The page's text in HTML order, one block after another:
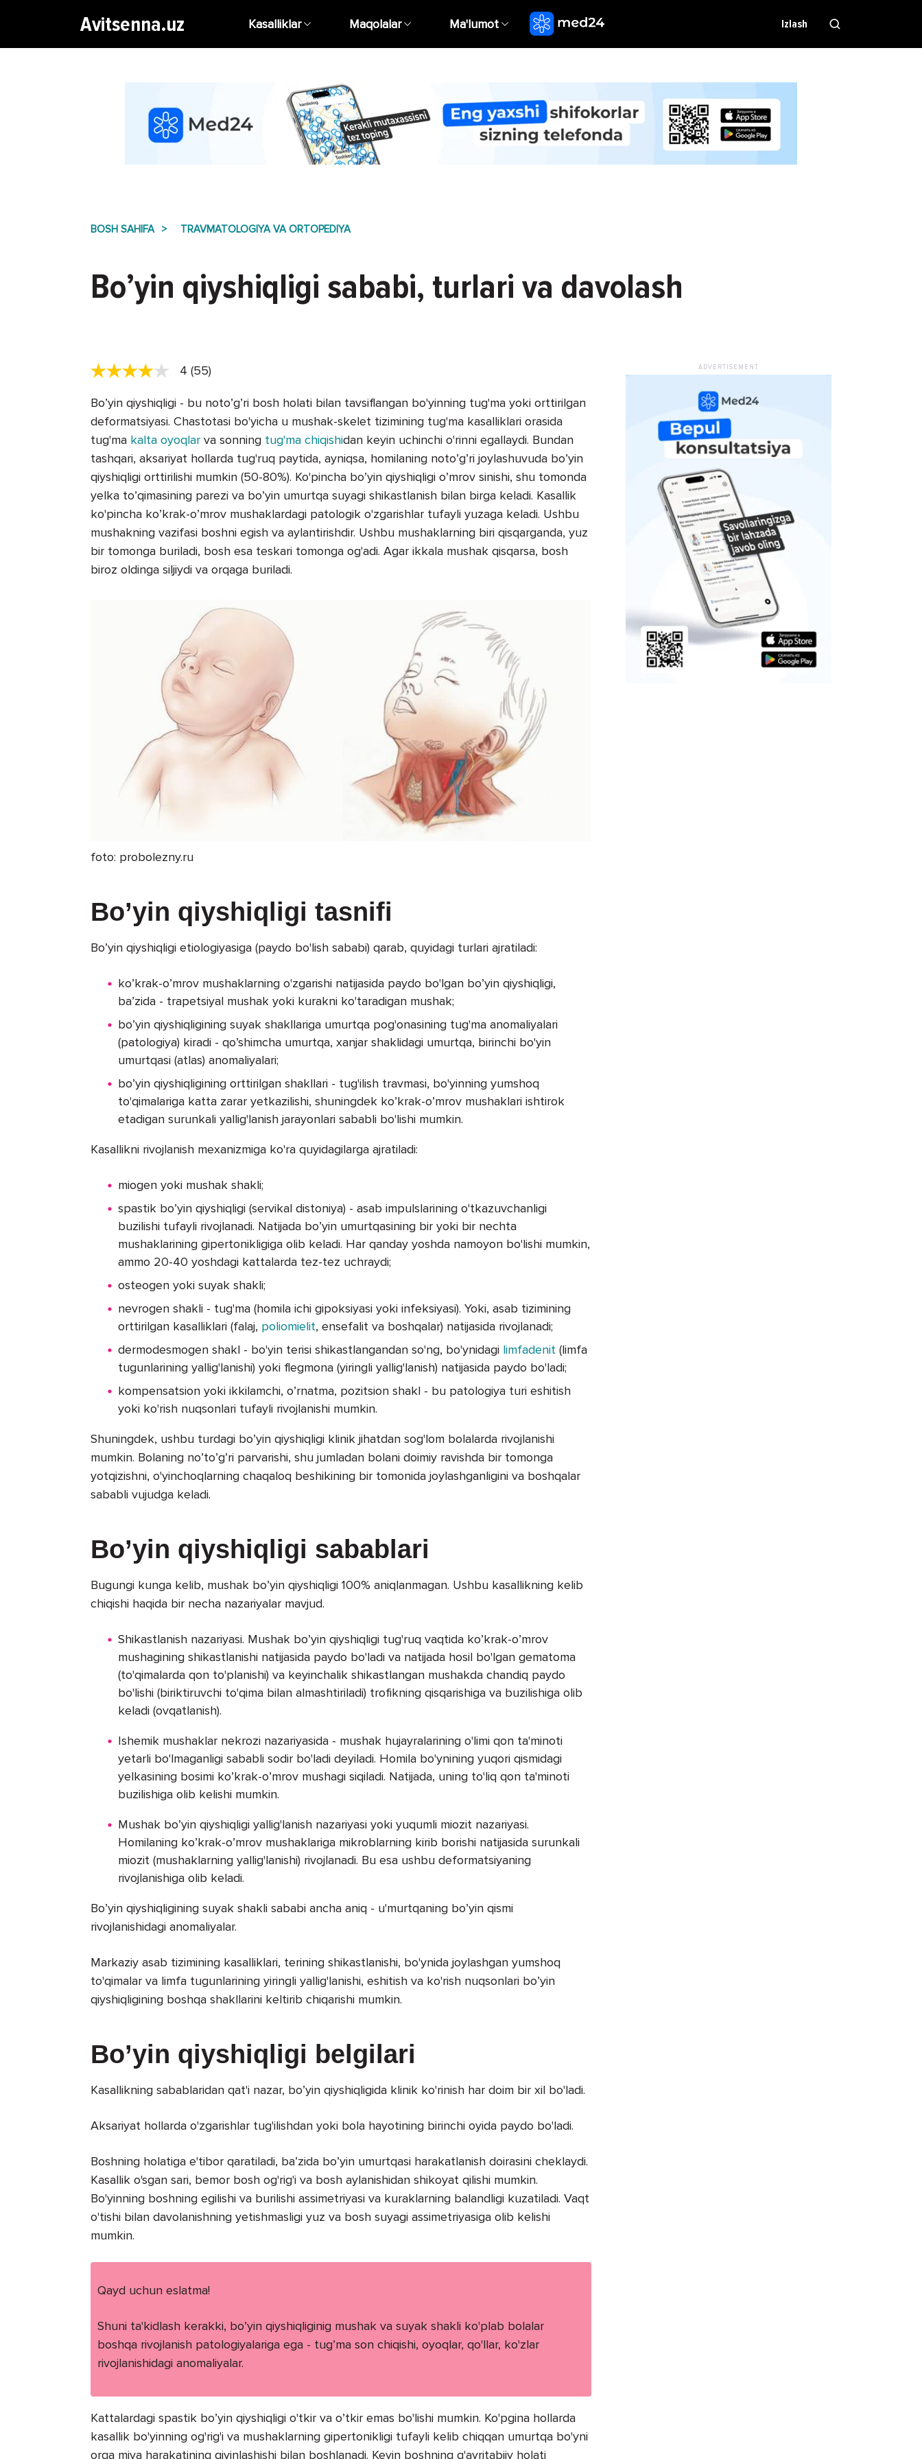
Avitsenna.uz Kasalliklar Maqolalar Ma'lumot Izlash
BOSH SAHIFA TRAVMATOLOGIYA VA ORTOPEDIYA
Bo’yin qiyshiqligi sababi, turlari va davolash
4 (55)
Bo’yin qiyshiqligi - bu noto’g’ri bosh holati bilan tavsiflangan bo'yinning tug'ma yoki orttirilgan
deformatsiyasi. Chastotasi bo'yicha u mushak-skelet tizimining tug'ma kasalliklari orasida
tug'ma kalta oyoqlar va sonning tug'ma chiqishidan keyin uchinchi o'rinni egallaydi. Bundan
tashqari, aksariyat hollarda tug'ruq paytida, ayniqsa, homilaning noto’g’ri joylashuvuda bo’yin
qiyshiqligi orttirilishi mumkin (50-80%). Ko'pincha bo’yin qiyshiqligi o’mrov sinishi, shu tomonda
yelka to’qimasining parezi va bo’yin umurtqa suyagi shikastlanish bilan birga keladi. Kasallik
ko'pincha ko’krak-o’mrov mushaklardagi patologik o'zgarishlar tufayli yuzaga keladi. Ushbu
mushakning vazifasi boshni egish va aylantirishdir. Ushbu mushaklarning biri qisqarganda, yuz
bir tomonga buriladi, bosh esa teskari tomonga og'adi. Agar ikkala mushak qisqarsa, bosh
biroz oldinga siljiydi va orqaga buriladi.
foto: probolezny.ru
Bo’yin qiyshiqligi tasnifi
Bo’yin qiyshiqligi etiologiyasiga (paydo bo'lish sababi) qarab, quyidagi turlari ajratiladi:
ko’krak-o’mrov mushaklarning o'zgarishi natijasida paydo bo'lgan bo’yin qiyshiqligi,
ba’zida - trapetsiyal mushak yoki kurakni ko'taradigan mushak;
bo’yin qiyshiqligining suyak shakllariga umurtqa pog'onasining tug'ma anomaliyalari
(patologiya) kiradi - qo’shimcha umurtqa, xanjar shaklidagi umurtqa, birinchi bo'yin
umurtqasi (atlas) anomaliyalari;
bo’yin qiyshiqligining orttirilgan shakllari - tug'ilish travmasi, bo'yinning yumshoq
to'qimalariga katta zarar yetkazilishi, shuningdek ko’krak-o’mrov mushaklari ishtirok
etadigan surunkali yallig'lanish jarayonlari sababli bo'lishi mumkin.
Kasallikni rivojlanish mexanizmiga ko'ra quyidagilarga ajratiladi:
miogen yoki mushak shakli;
spastik bo’yin qiyshiqligi (servikal distoniya) - asab impulslarining o'tkazuvchanligi
buzilishi tufayli rivojlanadi. Natijada bo’yin umurtqasining bir yoki bir nechta
mushaklarining gipertonikligiga olib keladi. Har qanday yoshda namoyon bo'lishi mumkin,
ammo 20-40 yoshdagi kattalarda tez-tez uchraydi;
osteogen yoki suyak shakli;
nevrogen shakli - tug'ma (homila ichi gipoksiyasi yoki infeksiyasi). Yoki, asab tizimining
orttirilgan kasalliklari (falaj, poliomielit, ensefalit va boshqalar) natijasida rivojlanadi;
dermodesmogen shakl - bo'yin terisi shikastlangandan so'ng, bo'ynidagi limfadenit (limfa
tugunlarining yallig'lanishi) yoki flegmona (yiringli yallig'lanish) natijasida paydo bo'ladi;
kompensatsion yoki ikkilamchi, o’rnatma, pozitsion shakl - bu patologiya turi eshitish
yoki ko'rish nuqsonlari tufayli rivojlanishi mumkin.
Shuningdek, ushbu turdagi bo’yin qiyshiqligi klinik jihatdan sog'lom bolalarda rivojlanishi
mumkin. Bolaning no’to’g’ri parvarishi, shu jumladan bolani doimiy ravishda bir tomonga
yotqizishni, o'yinchoqlarning chaqaloq beshikining bir tomonida joylashganligini va boshqalar
sababli vujudga keladi.
Bo’yin qiyshiqligi sabablari
Bugungi kunga kelib, mushak bo’yin qiyshiqligi 100% aniqlanmagan. Ushbu kasallikning kelib
chiqishi haqida bir necha nazariyalar mavjud.
Shikastlanish nazariyasi. Mushak bo’yin qiyshiqligi tug'ruq vaqtida ko’krak-o’mrov
mushagining shikastlanishi natijasida paydo bo'ladi va natijada hosil bo'lgan gematoma
(to'qimalarda qon to'planishi) va keyinchalik shikastlangan mushakda chandiq paydo
bo'lishi (biriktiruvchi to'qima bilan almashtiriladi) trofikning qisqarishiga va buzilishiga olib
keladi (ovqatlanish).
Ishemik mushaklar nekrozi nazariyasida - mushak hujayralarining o'limi qon ta'minoti
yetarli bo'lmaganligi sababli sodir bo'ladi deyiladi. Homila bo'ynining yuqori qismidagi
yelkasining bosimi ko’krak-o’mrov mushagi siqiladi. Natijada, uning to'liq qon ta'minoti
buzilishiga olib kelishi mumkin.
Mushak bo’yin qiyshiqligi yallig'lanish nazariyasi yoki yuqumli miozit nazariyasi.
Homilaning ko’krak-o’mrov mushaklariga mikroblarning kirib borishi natijasida surunkali
miozit (mushaklarning yallig'lanishi) rivojlanadi. Bu esa ushbu deformatsiyaning
rivojlanishiga olib keladi.
Bo’yin qiyshiqligining suyak shakli sababi ancha aniq - u'murtqaning bo’yin qismi
rivojlanishidagi anomaliyalar.
Markaziy asab tizimining kasalliklari, terining shikastlanishi, bo'ynida joylashgan yumshoq
to'qimalar va limfa tugunlarining yiringli yallig'lanishi, eshitish va ko'rish nuqsonlari bo’yin
qiyshiqligining boshqa shakllarini keltirib chiqarishi mumkin.
Bo’yin qiyshiqligi belgilari
Kasallikning sabablaridan qat'i nazar, bo’yin qiyshiqligida klinik ko'rinish har doim bir xil bo'ladi.
Aksariyat hollarda o'zgarishlar tug'ilishdan yoki bola hayotining birinchi oyida paydo bo'ladi.
Boshning holatiga e'tibor qaratiladi, ba’zida bo’yin umurtqasi harakatlanish doirasini cheklaydi.
Kasallik o'sgan sari, bemor bosh og'rig'i va bosh aylanishidan shikoyat qilishi mumkin.
Bo'yinning boshning egilishi va burilishi assimetriyasi va kuraklarning balandligi kuzatiladi. Vaqt
o'tishi bilan davolanishning yetishmasligi yuz va bosh suyagi assimetriyasiga olib kelishi
mumkin.
Qayd uchun eslatma!
Shuni ta'kidlash kerakki, bo’yin qiyshiqliginig mushak va suyak shakli ko'plab bolalar
boshqa rivojlanish patologiyalariga ega - tug’ma son chiqishi, oyoqlar, qo'llar, ko'zlar
rivojlanishidagi anomaliyalar.
Kattalardagi spastik bo’yin qiyshiqligi o'tkir va o’tkir emas bo'lishi mumkin. Ko'pgina hollarda
kasallik bo'yinning og'rig'i va mushaklarning gipertonikligi tufayli kelib chiqqan umurtqa bo'yni
orqa miya harakatining qiyinlashishi bilan boshlanadi. Keyin boshning g'ayritabiiy holati